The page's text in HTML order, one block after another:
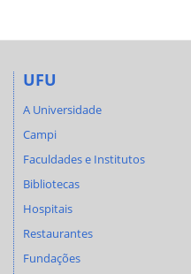
UFU
A Universidade
Campi
Faculdades e Institutos
Bibliotecas
Hospitais
Restaurantes
Fundações